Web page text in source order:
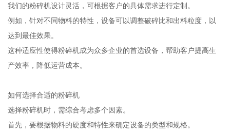
我们的粉碎机设计灵活，可根据客户的具体需求进行定制。
例如，针对不同物料的特性，设备可以调整破碎比和出料粒度，以
达到最佳效果。
这种适应性使得粉碎机成为众多企业的首选设备，帮助客户提高生
产效率，降低运营成本。
如何选择合适的粉碎机
选择粉碎机时，需综合考虑多个因素。
首先，要根据物料的硬度和特性来确定设备的类型和规格。